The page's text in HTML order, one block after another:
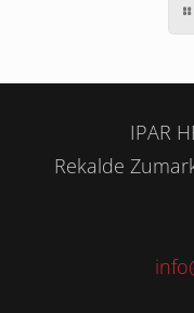
IPAR
Rekalde